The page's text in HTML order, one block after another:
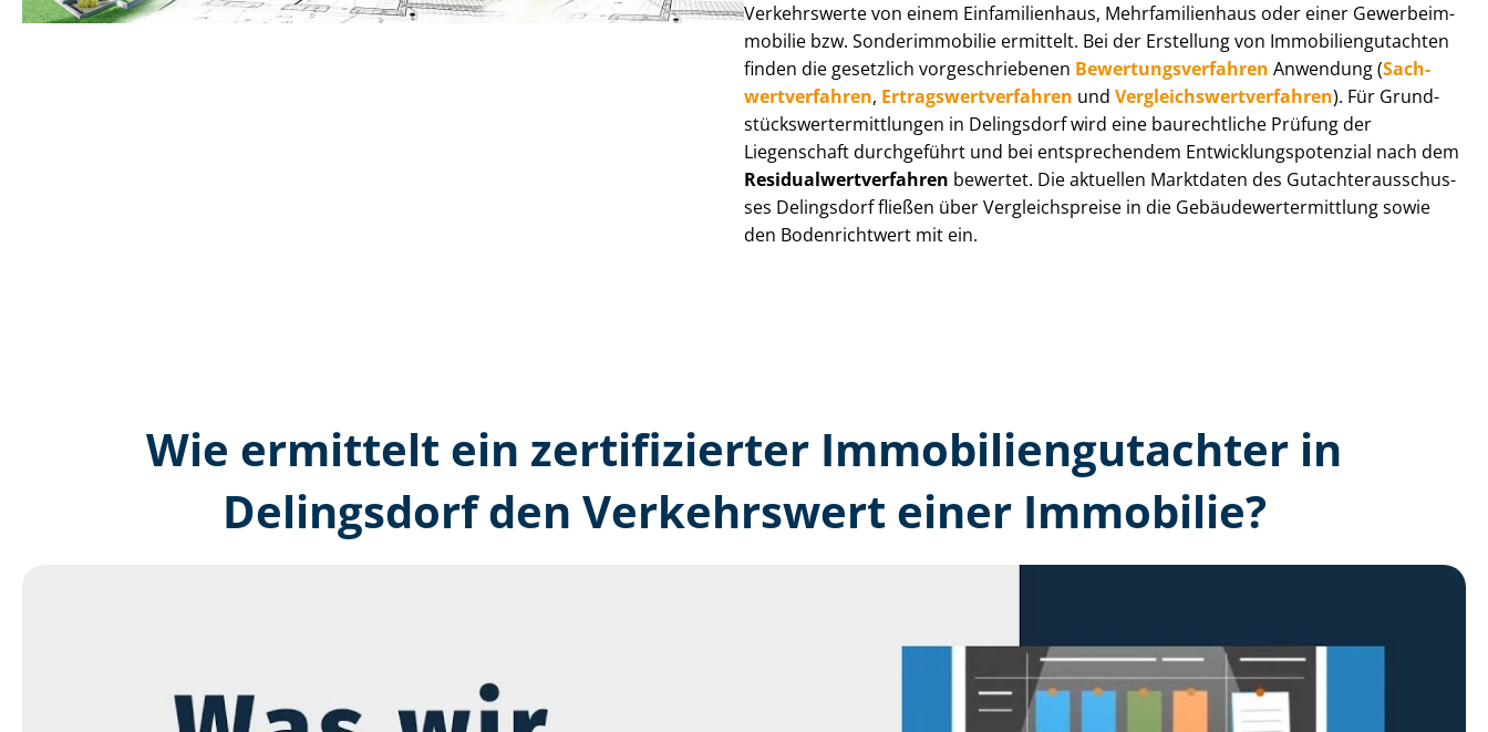
Verkehrswerte von einem Einfamilienhaus, Mehr­fa­mi­li­en­haus oder einer Ge­wer­be­im­
mo­bi­lie bzw. Sonderimmobilie ermittelt. Bei der Erstellung von Im­mo­bi­li­en­gut­ach­ten
finden die gesetzlich vor­ge­schrie­be­nen Be­wer­tungs­ver­fah­ren Anwendung (Sach­
wert­ver­fah­ren, Er­trags­wert­ver­fah­ren und Ver­gleichs­wert­ver­fah­ren). Für Grund­
stücks­wert­ermitt­lun­gen in Delingsdorf wird eine baurechtliche Prüfung der
Liegenschaft durchgeführt und bei entsprechendem Ent­wick­lungs­po­ten­zi­al nach dem
Re­si­du­al­wert­ver­fah­ren bewertet. Die aktuellen Marktdaten des Gut­ach­ter­aus­schus­
ses Delingsdorf fließen über Ver­gleichs­prei­se in die Ge­bäu­de­wert­ermitt­lung sowie
den Bodenrichtwert mit ein.
Wie ermittelt ein zertifizierter Immobilien­gutachter in
Delingsdorf den Verkehrswert einer Immobilie?